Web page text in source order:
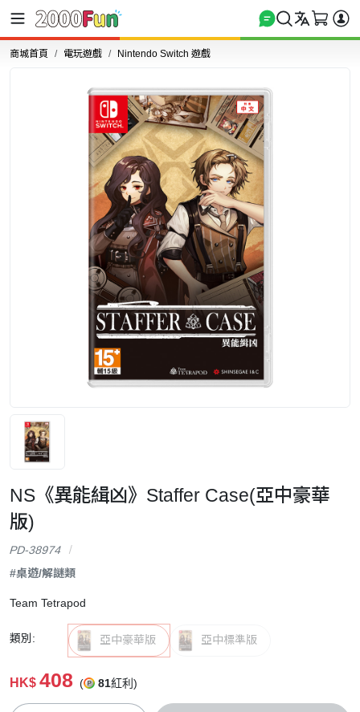
商城首頁 電玩遊戲 Nintendo Switch 遊戲
NS《異能緝凶》Staffer Case(亞中豪華
版)
PD-38974
#桌遊/解謎類
Team Tetrapod
類別: 亞中豪華版 亞中標準版
HK$ 408 ( 81紅利)